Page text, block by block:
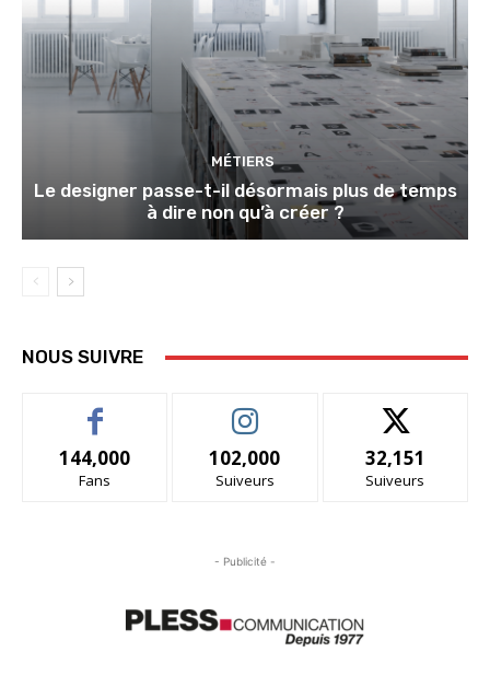
MÉTIERS
Le designer passe-t-il désormais plus de temps
à dire non qu’à créer ?
NOUS SUIVRE
144,000
Fans
102,000
Suiveurs
32,151
Suiveurs
- Publicité -